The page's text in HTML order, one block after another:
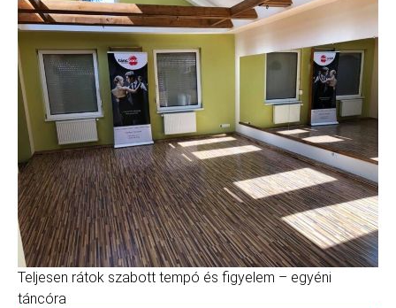
Teljesen rátok szabott tempó és figyelem – egyéni
táncóra